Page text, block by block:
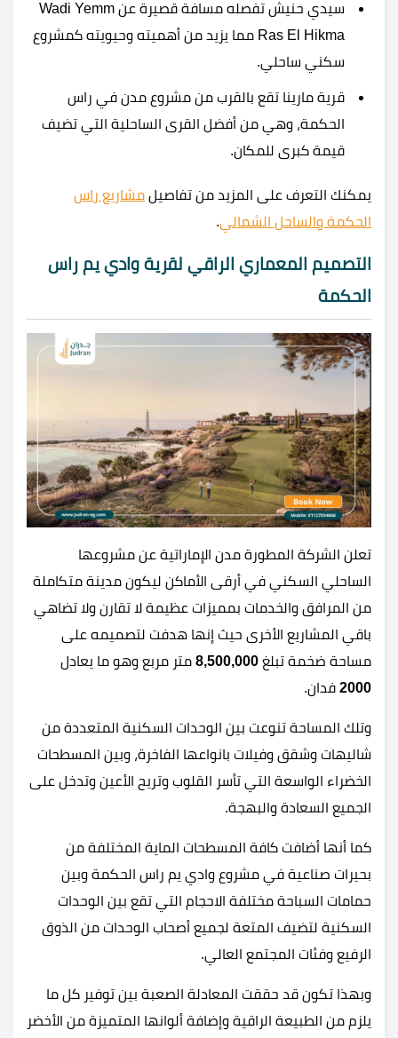
سيدي حنيش تفصله مسافة قصيرة عن Wadi Yemm
Ras El Hikma مما يزيد من أهميته وحيويته كمشروع
سكني ساحلي.
قرية مارينا تقع بالقرب من مشروع مدن في راس
الحكمة، وهي من أفضل القرى الساحلية التي تضيف
قيمة كبرى للمكان.
يمكنك التعرف على المزيد من تفاصيل مشاريع راس
الحكمة والساحل الشمالي.
التصميم المعماري الراقي لقرية وادي يم راس
الحكمة
تعلن الشركة المطورة مدن الإماراتية عن مشروعها
الساحلي السكني في أرقى الأماكن ليكون مدينة متكاملة
من المرافق والخدمات بمميزات عظيمة لا تقارن ولا تضاهي
باقي المشاريع الأخرى حيث إنها هدفت لتصميمه على
مساحة ضخمة تبلغ 8,500,000 متر مربع وهو ما يعادل
2000 فدان.
وتلك المساحة تنوعت بين الوحدات السكنية المتعددة من
شاليهات وشقق وفيلات بانواعها الفاخرة، وبين المسطحات
الخضراء الواسعة التي تأسر القلوب وتريح الأعين وتدخل على
الجميع السعادة والبهجة.
كما أنها أضافت كافة المسطحات الماية المختلفة من
بحيرات صناعية في مشروع وادي يم راس الحكمة وبين
حمامات السباحة مختلفة الاحجام التي تقع بين الوحدات
السكنية لتضيف المتعة لجميع أصحاب الوحدات من الذوق
الرفيع وفئات المجتمع العالي.
وبهذا تكون قد حققت المعادلة الصعبة بين توفير كل ما
يلزم من الطبيعة الراقية وإضافة ألوانها المتميزة من الأخضر